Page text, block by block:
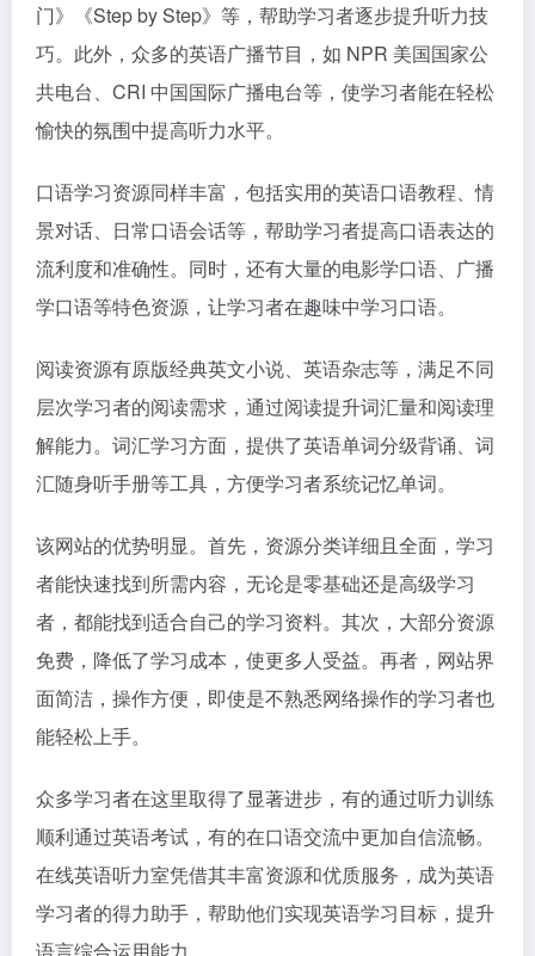
门》《Step by Step》等，帮助学习者逐步提升听力技
巧。此外，众多的英语广播节目，如 NPR 美国国家公
共电台、CRI 中国国际广播电台等，使学习者能在轻松
愉快的氛围中提高听力水平。
口语学习资源同样丰富，包括实用的英语口语教程、情
景对话、日常口语会话等，帮助学习者提高口语表达的
流利度和准确性。同时，还有大量的电影学口语、广播
学口语等特色资源，让学习者在趣味中学习口语。
阅读资源有原版经典英文小说、英语杂志等，满足不同
层次学习者的阅读需求，通过阅读提升词汇量和阅读理
解能力。词汇学习方面，提供了英语单词分级背诵、词
汇随身听手册等工具，方便学习者系统记忆单词。
该网站的优势明显。首先，资源分类详细且全面，学习
者能快速找到所需内容，无论是零基础还是高级学习
者，都能找到适合自己的学习资料。其次，大部分资源
免费，降低了学习成本，使更多人受益。再者，网站界
面简洁，操作方便，即使是不熟悉网络操作的学习者也
能轻松上手。
众多学习者在这里取得了显著进步，有的通过听力训练
顺利通过英语考试，有的在口语交流中更加自信流畅。
在线英语听力室凭借其丰富资源和优质服务，成为英语
学习者的得力助手，帮助他们实现英语学习目标，提升